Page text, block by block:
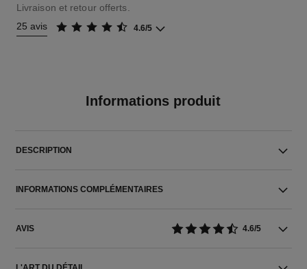
Livraison et retour offerts.
25 avis
4.6/5
Informations produit
DESCRIPTION
INFORMATIONS COMPLÉMENTAIRES
AVIS 4.6/5